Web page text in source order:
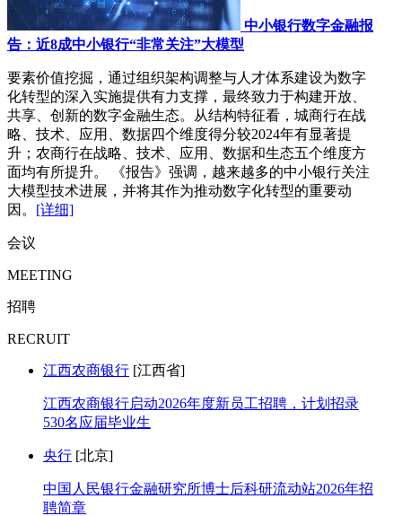
中小银行数字金融报
告：近8成中小银行“非常关注”大模型
要素价值挖掘，通过组织架构调整与人才体系建设为数字
化转型的深入实施提供有力支撑，最终致力于构建开放、
共享、创新的数字金融生态。从结构特征看，城商行在战
略、技术、应用、数据四个维度得分较2024年有显著提
升；农商行在战略、技术、应用、数据和生态五个维度方
面均有所提升。 《报告》强调，越来越多的中小银行关注
大模型技术进展，并将其作为推动数字化转型的重要动
因。 [详细]
会议
MEETING
招聘
RECRUIT
江西农商银行 [江西省]
江西农商银行启动2026年度新员工招聘，计划招录
530名应届毕业生
央行 [北京]
中国人民银行金融研究所博士后科研流动站2026年招
聘简章